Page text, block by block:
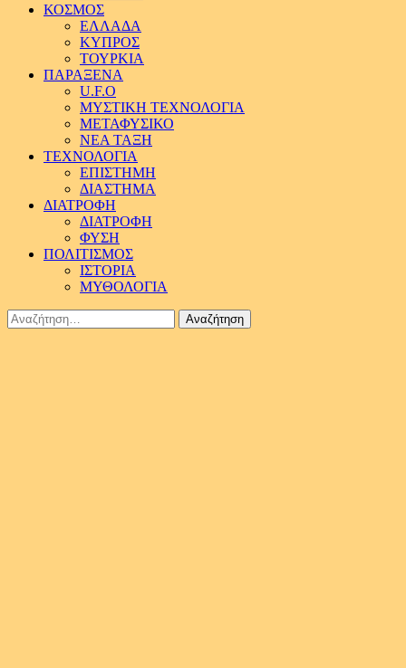
ΚΟΣΜΟΣ
ΕΛΛΑΔΑ
ΚΥΠΡΟΣ
ΤΟΥΡΚΙΑ
ΠΑΡΑΞΕΝΑ
U.F.O
ΜΥΣΤΙΚΗ ΤΕΧΝΟΛΟΓΙΑ
ΜΕΤΑΦΥΣΙΚΟ
ΝΕΑ ΤΑΞΗ
ΤΕΧΝΟΛΟΓΙΑ
ΕΠΙΣΤΗΜΗ
ΔΙΑΣΤΗΜΑ
ΔΙΑΤΡΟΦΗ
ΔΙΑΤΡΟΦΗ
ΦΥΣΗ
ΠΟΛΙΤΙΣΜΟΣ
ΙΣΤΟΡΙΑ
ΜΥΘΟΛΟΓΙΑ
Αναζήτηση
για: